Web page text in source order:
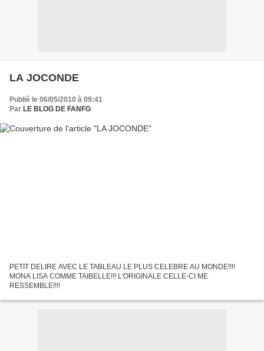
LA JOCONDE
Publié le 06/05/2010 à 09:41
Par LE BLOG DE FANFG
PETIT DELIRE AVEC LE TABLEAU LE PLUS CELEBRE AU MONDE!!!!
MONA LISA COMME TAIBELLE!!! L'ORIGINALE CELLE-CI ME
RESSEMBLE!!!!